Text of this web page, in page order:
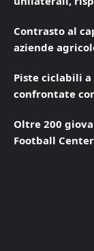
Contrasto al
aziende
Piste ciclabili a
confrontate
Oltre 200
Football